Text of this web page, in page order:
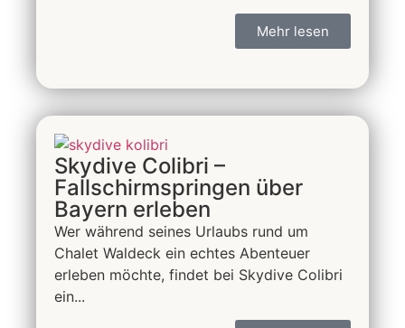
Mehr lesen
Skydive Colibri –
Fallschirmspringen über
Bayern erleben
Wer während seines Urlaubs rund um
Chalet Waldeck ein echtes Abenteuer
erleben möchte, findet bei Skydive Colibri
ein...